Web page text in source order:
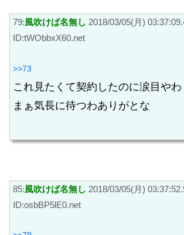
79:風吹けば名無し 2018/03/05(月)
ID:tWObbxX60.net
>>73
これ見たくて契約したのに涙目やわ
まぁ気長に待つわありがとな
85:風吹けば名無し 2018/03/05(月)
ID:osbBP5lE0.net